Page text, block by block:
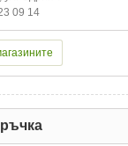
09 14